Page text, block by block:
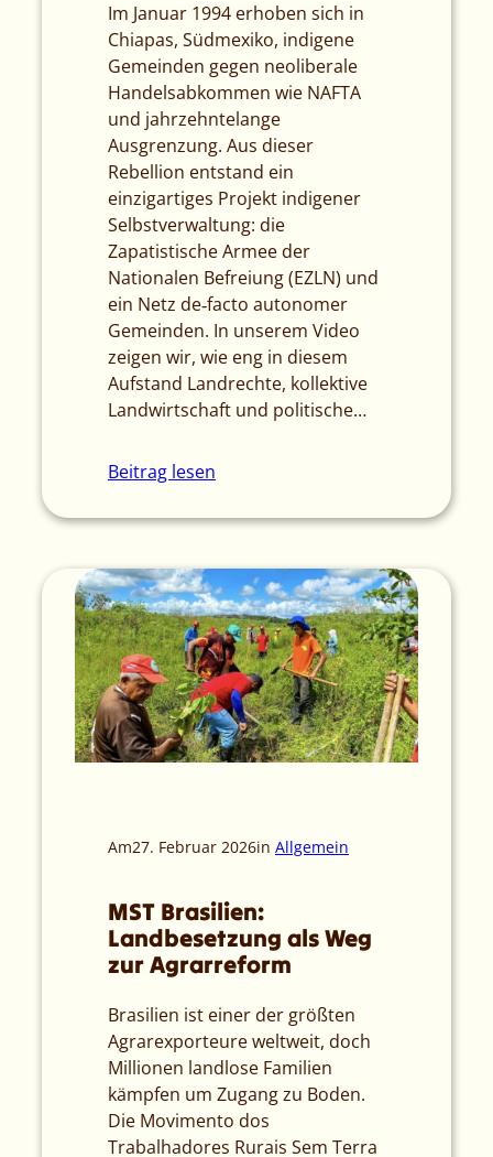
Im Januar 1994 erhoben sich in
Chiapas, Südmexiko, indigene
Gemeinden gegen neoliberale
Handelsabkommen wie NAFTA
und jahrzehntelange
Ausgrenzung. Aus dieser
Rebellion entstand ein
einzigartiges Projekt indigener
Selbstverwaltung: die
Zapatistische Armee der
Nationalen Befreiung (EZLN) und
ein Netz de‑facto autonomer
Gemeinden. In unserem Video
zeigen wir, wie eng in diesem
Aufstand Landrechte, kollektive
Landwirtschaft und politische…
Beitrag lesen
Am27. Februar 2026in Allgemein
MST Brasilien:
Landbesetzung als Weg
zur Agrarreform
Brasilien ist einer der größten
Agrarexporteure weltweit, doch
Millionen landlose Familien
kämpfen um Zugang zu Boden.
Die Movimento dos
Trabalhadores Rurais Sem Terra